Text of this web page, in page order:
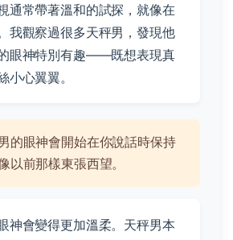
通常帶著溫和的試探，就像在
我觀察過很多天秤男，發現他
眼神特別有趣——既想表現真
小心翼翼。
的眼神會開始在你說話時保持
以前那樣東張西望。
神會變得更加溫柔。天秤男本